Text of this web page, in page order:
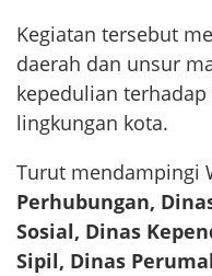
Kegiatan tersebut
daerah dan unsur
kepedulian
lingkungan kota.
Turut mendampingi
Perhubungan,
Sosial, Dinas
Sipil, Dinas